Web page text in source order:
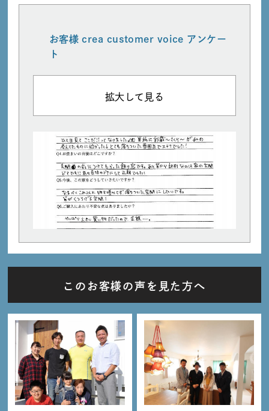
お客様 crea customer voice アンケー
ト
拡大して見る
このお客様の声を見た方へ